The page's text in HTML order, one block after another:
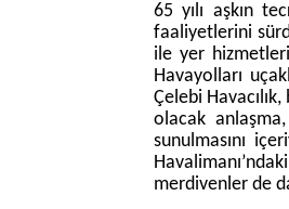
65 yılı aşkın
faaliyetlerini
ile yer
Havayolları
Çelebi
olacak anlaşma,
sunulmasını
merdivenler de